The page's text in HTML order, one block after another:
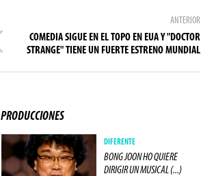
ANTERIOR
COMEDIA SIGUE EN EL TOPO EN EUA Y "DOCTOR
STRANGE" TIENE UN FUERTE ESTRENO MUNDIAL
PRODUCCIONES
DIFERENTE
BONG JOON HO QUIERE
DIRIGIR UN MUSICAL (...)